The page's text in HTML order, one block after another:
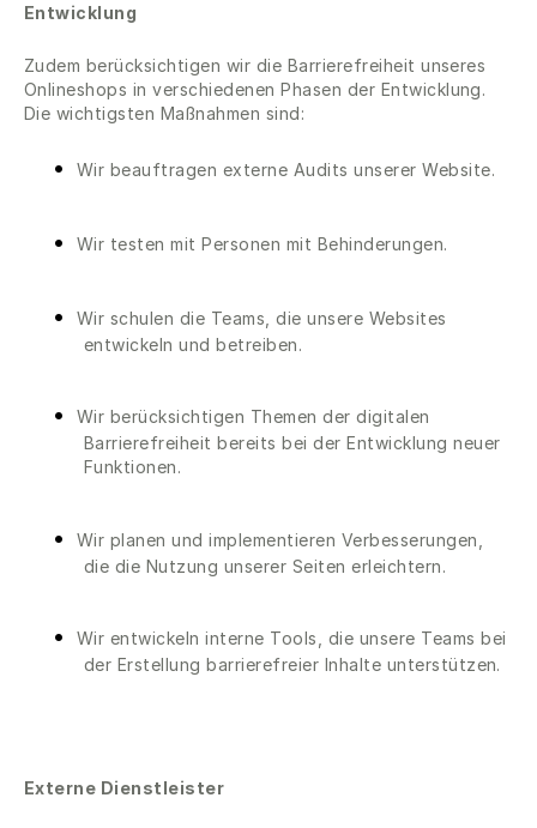
Entwicklung
Zudem berücksichtigen wir die Barrierefreiheit unseres
Onlineshops in verschiedenen Phasen der Entwicklung.
Die wichtigsten Maßnahmen sind:
Wir beauftragen externe Audits unserer Website.
Wir testen mit Personen mit Behinderungen.
Wir schulen die Teams, die unsere Websites
entwickeln und betreiben.
Wir berücksichtigen Themen der digitalen
Barrierefreiheit bereits bei der Entwicklung neuer
Funktionen.
Wir planen und implementieren Verbesserungen,
die die Nutzung unserer Seiten erleichtern.
Wir entwickeln interne Tools, die unsere Teams bei
der Erstellung barrierefreier Inhalte unterstützen.
Externe Dienstleister